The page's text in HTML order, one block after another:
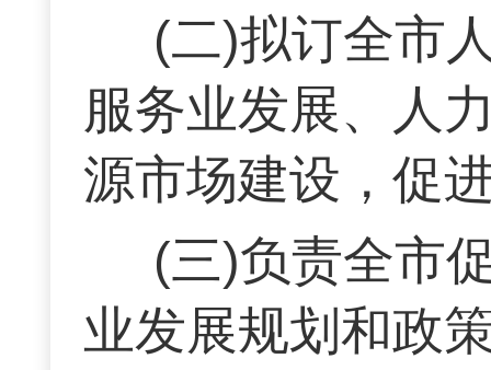
(二)拟订全市
服务业发展、人
源市场建设，促
(三)负责全市
业发展规划和政